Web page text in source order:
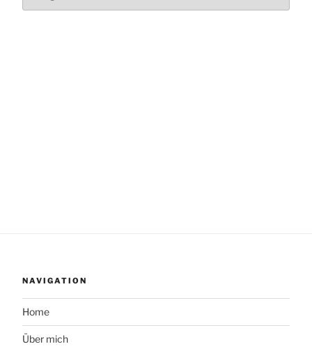
NAVIGATION
Home
Über mich